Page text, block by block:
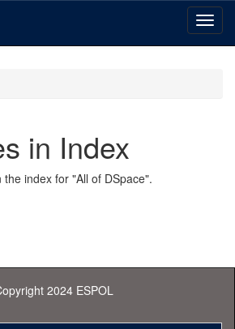
in Index
index for "All of DSpace".
2024 ESPOL